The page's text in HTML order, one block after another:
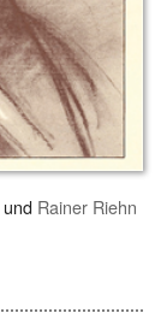
und Rainer Riehn